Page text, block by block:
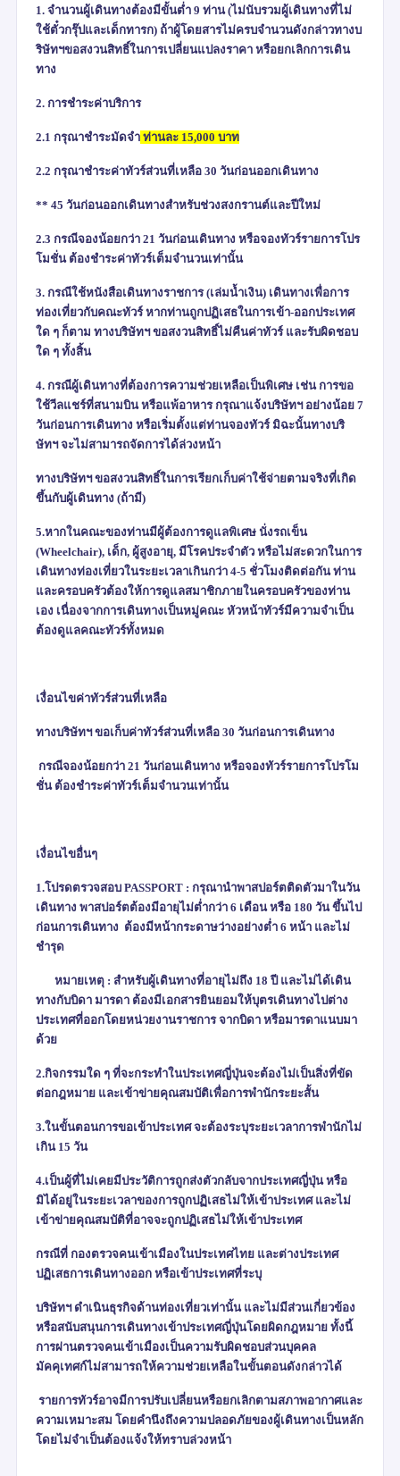
1. จำนวนผู้เดินทางต้องมีขั้นต่ำ 9 ท่าน (ไม่นับรวมผู้เดินทางที่ไม่
ใช้ตั๋วกรุ๊ปและเด็กทารก) ถ้าผู้โดยสารไม่ครบจำนวนดังกล่าวทางบ
ริษัทฯขอสงวนสิทธิ์ในการเปลี่ยนแปลงราคา หรือยกเลิกการเดิน
ทาง
2. การชำระค่าบริการ
2.1 กรุณาชำระมัดจำ ท่านละ 15,000 บาท
2.2 กรุณาชำระค่าทัวร์ส่วนที่เหลือ 30 วันก่อนออกเดินทาง
** 45 วันก่อนออกเดินทางสำหรับช่วงสงกรานต์และปีใหม่
2.3 กรณีจองน้อยกว่า 21 วันก่อนเดินทาง หรือจองทัวร์รายการโปร
โมชั่น ต้องชำระค่าทัวร์เต็มจำนวนเท่านั้น
3. กรณีใช้หนังสือเดินทางราชการ (เล่มน้ำเงิน) เดินทางเพื่อการ
ท่องเที่ยวกับคณะทัวร์ หากท่านถูกปฏิเสธในการเข้า-ออกประเทศ
ใด ๆ ก็ตาม ทางบริษัทฯ ขอสงวนสิทธิ์ไม่คืนค่าทัวร์ และรับผิดชอบ
ใด ๆ ทั้งสิ้น
4. กรณีผู้เดินทางที่ต้องการความช่วยเหลือเป็นพิเศษ เช่น การขอ
ใช้วีลแชร์ที่สนามบิน หรือแพ้อาหาร กรุณาแจ้งบริษัทฯ อย่างน้อย 7
วันก่อนการเดินทาง หรือเริ่มตั้งแต่ท่านจองทัวร์ มิฉะนั้นทางบริ
ษัทฯ จะไม่สามารถจัดการได้ล่วงหน้า
ทางบริษัทฯ ขอสงวนสิทธิ์ในการเรียกเก็บค่าใช้จ่ายตามจริงที่เกิด
ขึ้นกับผู้เดินทาง (ถ้ามี)
5.หากในคณะของท่านมีผู้ต้องการดูแลพิเศษ นั่งรถเข็น
(Wheelchair), เด็ก, ผู้สูงอายุ, มีโรคประจำตัว หรือไม่สะดวกในการ
เดินทางท่องเที่ยวในระยะเวลาเกินกว่า 4-5 ชั่วโมงติดต่อกัน ท่าน
และครอบครัวต้องให้การดูแลสมาชิกภายในครอบครัวของท่าน
เอง เนื่องจากการเดินทางเป็นหมู่คณะ หัวหน้าทัวร์มีความจำเป็น
ต้องดูแลคณะทัวร์ทั้งหมด
เงื่อนไขค่าทัวร์ส่วนที่เหลือ
ทางบริษัทฯ ขอเก็บค่าทัวร์ส่วนที่เหลือ 30 วันก่อนการเดินทาง
กรณีจองน้อยกว่า 21 วันก่อนเดินทาง หรือจองทัวร์รายการโปรโม
ชั่น ต้องชำระค่าทัวร์เต็มจำนวนเท่านั้น
เงื่อนไขอื่นๆ
1.โปรดตรวจสอบ PASSPORT : กรุณานำพาสปอร์ตติดตัวมาในวัน
เดินทาง พาสปอร์ตต้องมีอายุไม่ต่ำกว่า 6 เดือน หรือ 180 วัน ขึ้นไป
ก่อนการเดินทาง ต้องมีหน้ากระดาษว่างอย่างต่ำ 6 หน้า และไม่
ชำรุด
หมายเหตุ : สำหรับผู้เดินทางที่อายุไม่ถึง 18 ปี และไม่ได้เดิน
ทางกับบิดา มารดา ต้องมีเอกสารยินยอมให้บุตรเดินทางไปต่าง
ประเทศที่ออกโดยหน่วยงานราชการ จากบิดา หรือมารดาแนบมา
ด้วย
2.กิจกรรมใด ๆ ที่จะกระทำในประเทศญี่ปุ่นจะต้องไม่เป็นสิ่งที่ขัด
ต่อกฎหมาย และเข้าข่ายคุณสมบัติเพื่อการพำนักระยะสั้น
3.ในขั้นตอนการขอเข้าประเทศ จะต้องระบุระยะเวลาการพำนักไม่
เกิน 15 วัน
4.เป็นผู้ที่ไม่เคยมีประวัติการถูกส่งตัวกลับจากประเทศญี่ปุ่น หรือ
มิได้อยู่ในระยะเวลาของการถูกปฏิเสธไม่ให้เข้าประเทศ และไม่
เข้าข่ายคุณสมบัติที่อาจจะถูกปฏิเสธไม่ให้เข้าประเทศ
กรณีที่ กองตรวจคนเข้าเมืองในประเทศไทย และต่างประเทศ
ปฏิเสธการเดินทางออก หรือเข้าประเทศที่ระบุ
บริษัทฯ ดำเนินธุรกิจด้านท่องเที่ยวเท่านั้น และไม่มีส่วนเกี่ยวข้อง
หรือสนับสนุนการเดินทางเข้าประเทศญี่ปุ่นโดยผิดกฎหมาย ทั้งนี้
การผ่านตรวจคนเข้าเมืองเป็นความรับผิดชอบส่วนบุคคล
มัคคุเทศก์ไม่สามารถให้ความช่วยเหลือในขั้นตอนดังกล่าวได้
รายการทัวร์อาจมีการปรับเปลี่ยนหรือยกเลิกตามสภาพอากาศและ
ความเหมาะสม โดยคำนึงถึงความปลอดภัยของผู้เดินทางเป็นหลัก
โดยไม่จำเป็นต้องแจ้งให้ทราบล่วงหน้า